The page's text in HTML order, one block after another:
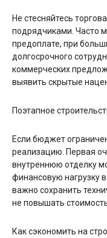
Не стесняйтесь
подрядчиками. Часто
предоплате, при
долгосрочного
коммерческих
выявить скрытые
Поэтапное
Если бюджет
реализацию. Первая
внутреннюю отделку
финансовую нагрузку
важно сохранить
не повышать
Как сэкономить на